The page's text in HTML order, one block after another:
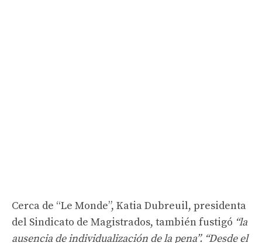
Cerca de “Le Monde”, Katia Dubreuil, presidenta
del Sindicato de Magistrados, también fustigó “la
ausencia de individualización de la pena”. “Desde el